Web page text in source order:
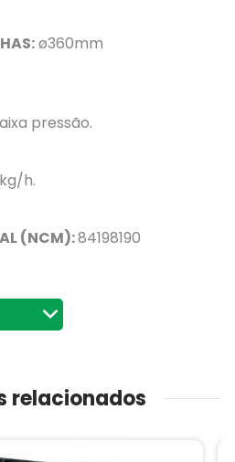
ø360mm
pressão.
h.
(NCM):84198190
relacionados